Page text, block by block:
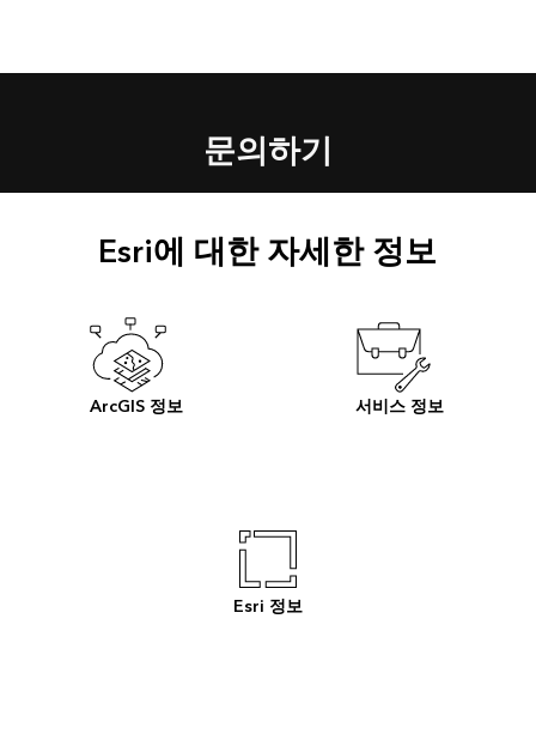
문의하기
Esri에 대한 자세한 정보
ArcGIS 정보 서비스 정보
Esri 정보